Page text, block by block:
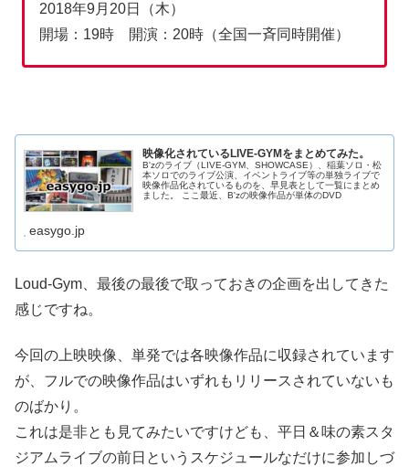
2018年9月20日（木）
開場：19時 開演：20時（全国一斉同時開催）
映像化されているLIVE-GYMをまとめてみた。
B'zのライブ（LIVE-GYM、SHOWCASE）、稲葉ソロ・松
本ソロでのライブ公演、イベントライブ等の単独ライブで
映像作品化されているものを、早見表として一覧にまとめ
ました。 ここ最近、B'zの映像作品が単体のDVD
easygo.jp
Loud-Gym、最後の最後で取っておきの企画を出してきた
感じですね。
今回の上映映像、単発では各映像作品に収録されています
が、フルでの映像作品はいずれもリリースされていないも
のばかり。
これは是非とも見てみたいですけども、平日＆味の素スタ
ジアムライブの前日というスケジュールなだけに参加しづ